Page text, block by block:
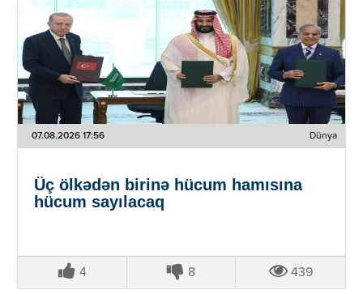
07.08.2026 17:56 Dünya
Üç ölkədən birinə hücum hamısına
hücum sayılacaq
4 8 439